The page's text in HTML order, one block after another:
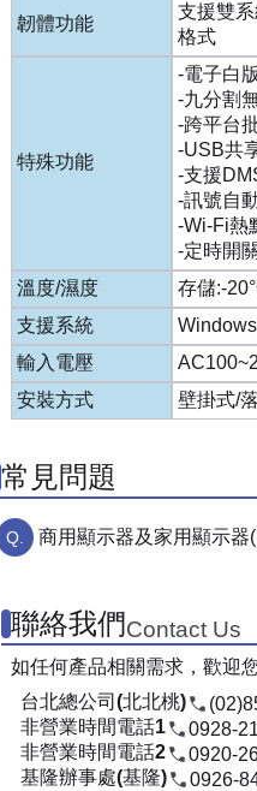
韌體功能
支援雙
格式
特殊功能
-電子白
-九分割
-跨平台
-USB共
-支援
-訊號自
-Wi-Fi熱
-定時開
溫度/濕度
存儲:-
支援系統
輸入電壓
安裝方式
壁掛式/
常見問題
商用顯示器及家用顯示器
聯絡我們Contact Us
如任何產品相關需求，歡迎
台北總公司(北北桃)
非營業時間電話1
0928-
非營業時間電話2
0920-
基隆辦事處(基隆)
0926-